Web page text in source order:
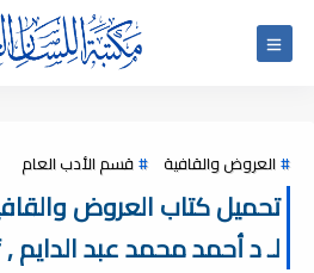
العروض والقافية قسم الأدب العام
تحميل كتاب العروض
لـ د أحمد محمد عبد الدايم , pdf